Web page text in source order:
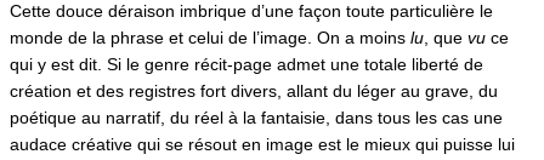
Cette douce déraison imbrique d’une façon toute particulière le
monde de la phrase et celui de l’image. On a moins lu , que vu ce
qui y est dit. Si le genre récit-page admet une totale liberté de
création et des registres fort divers, allant du léger au grave, du
poétique au narratif, du réel à la fantaisie, dans tous les cas une
audace créative qui se résout en image est le mieux qui puisse lui